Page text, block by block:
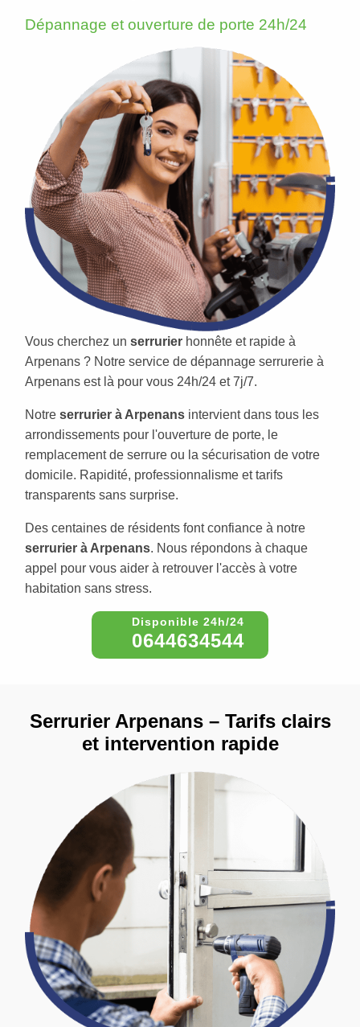
Dépannage et ouverture de porte 24h/24
Vous cherchez un serrurier honnête et rapide à
Arpenans ? Notre service de dépannage serrurerie à
Arpenans est là pour vous 24h/24 et 7j/7.
Notre serrurier à Arpenans intervient dans tous les
arrondissements pour l'ouverture de porte, le
remplacement de serrure ou la sécurisation de votre
domicile. Rapidité, professionnalisme et tarifs
transparents sans surprise.
Des centaines de résidents font confiance à notre
serrurier à Arpenans. Nous répondons à chaque
appel pour vous aider à retrouver l'accès à votre
habitation sans stress.
0644634544
Serrurier Arpenans – Tarifs clairs
et intervention rapide